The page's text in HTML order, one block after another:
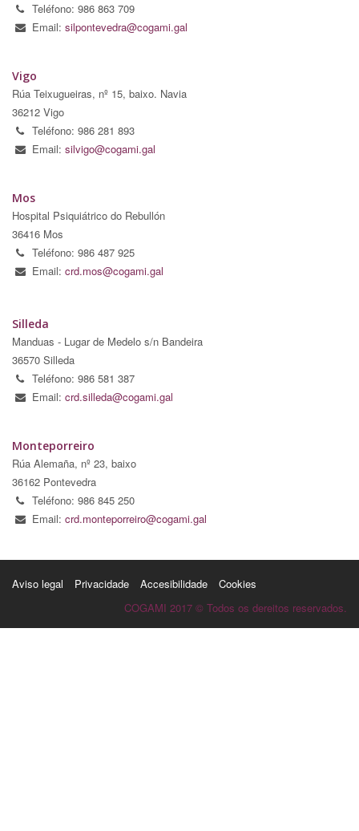
Teléfono: 986 863 709
Email: silpontevedra@cogami.gal
Vigo
Rúa Teixugueiras, nº 15, baixo. Navia
36212 Vigo
Teléfono: 986 281 893
Email: silvigo@cogami.gal
Mos
Hospital Psiquiátrico do Rebullón
36416 Mos
Teléfono: 986 487 925
Email: crd.mos@cogami.gal
Silleda
Manduas - Lugar de Medelo s/n Bandeira
36570 Silleda
Teléfono: 986 581 387
Email: crd.silleda@cogami.gal
Monteporreiro
Rúa Alemaña, nº 23, baixo
36162 Pontevedra
Teléfono: 986 845 250
Email: crd.monteporreiro@cogami.gal
Aviso legal Privacidade Accesibilidade
Cookies
COGAMI 2017 © Todos os dereitos reservados.